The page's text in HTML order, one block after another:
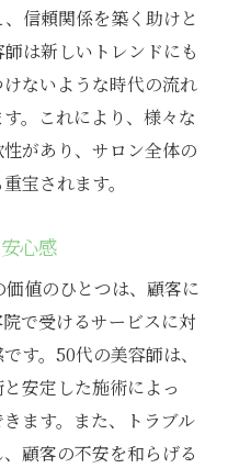
信頼関係を築く助けと
は新しいトレンドにも
ないような時代の流れ
。これにより、様々な
があり、サロン全体の
宝されます。
心感
値のひとつは、顧客に
で受けるサービスに対
す。50代の美容師は、
安定した施術によっ
ます。また、トラブル
顧客の不安を和らげる